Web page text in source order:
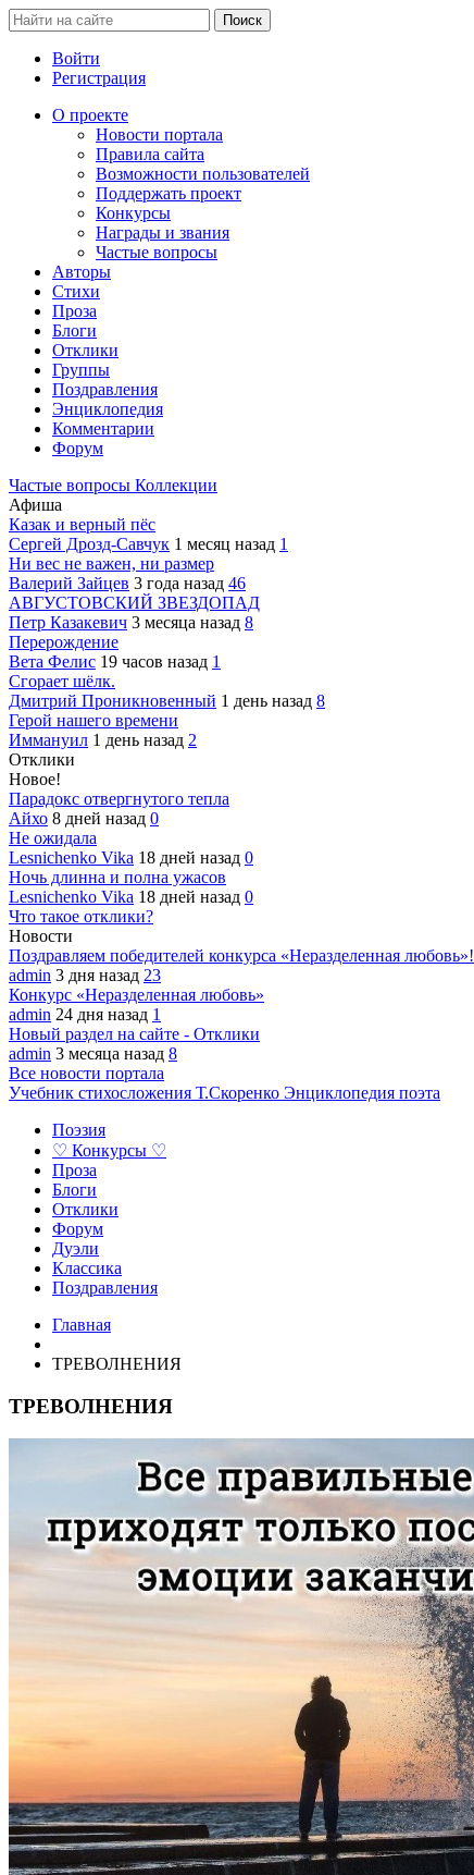
Войти
Регистрация
О проекте
Новости портала
Правила сайта
Возможности пользователей
Поддержать проект
Конкурсы
Награды и звания
Частые вопросы
Авторы
Стихи
Проза
Блоги
Отклики
Группы
Поздравления
Энциклопедия
Комментарии
Форум
Частые вопросы Коллекции
Афиша
Казак и верный пёс
Сергей Дрозд-Савчук 1 месяц назад 1
Ни вес не важен, ни размер
Валерий Зайцев 3 года назад 46
АВГУСТОВСКИЙ ЗВЕЗДОПАД
Петр Казакевич 3 месяца назад 8
Перерождение
Вета Фелис 19 часов назад 1
Сгорает шёлк.
Дмитрий Проникновенный 1 день назад 8
Герой нашего времени
Иммануил 1 день назад 2
Отклики
Новое!
Парадокс отвергнутого тепла
Айхо 8 дней назад 0
Не ожидала
Lesnichenko Vika 18 дней назад 0
Ночь длинна и полна ужасов
Lesnichenko Vika 18 дней назад 0
Что такое отклики?
Новости
Поздравляем победителей конкурса «Неразделенная любовь»!
admin 3 дня назад 23
Конкурс «Неразделенная любовь»
admin 24 дня назад 1
Новый раздел на сайте - Отклики
admin 3 месяца назад 8
Все новости портала
Учебник стихосложения Т.Скоренко Энциклопедия поэта
Поэзия
♡ Конкурсы ♡
Проза
Блоги
Отклики
Форум
Дуэли
Классика
Поздравления
Главная
ТРЕВОЛНЕНИЯ
ТРЕВОЛНЕНИЯ